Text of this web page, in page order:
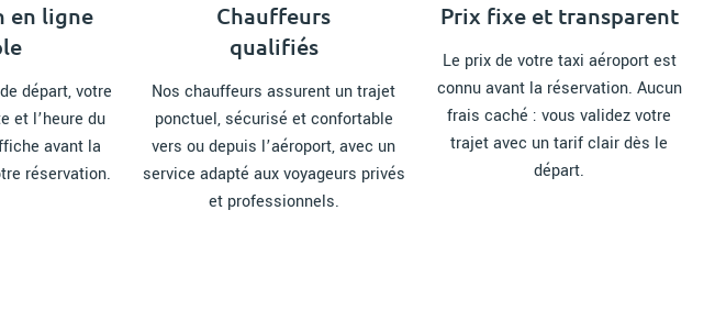
en ligne
départ, votre
et l’heure du
avant la
réservation.
Chauffeurs
qualifiés
Nos chauffeurs assurent un trajet
ponctuel, sécurisé et confortable
vers ou depuis l’aéroport, avec un
service adapté aux voyageurs privés
et professionnels.
Prix fixe et transparent
Le prix de votre taxi aéroport est
connu avant la réservation. Aucun
frais caché : vous validez votre
trajet avec un tarif clair dès le
départ.